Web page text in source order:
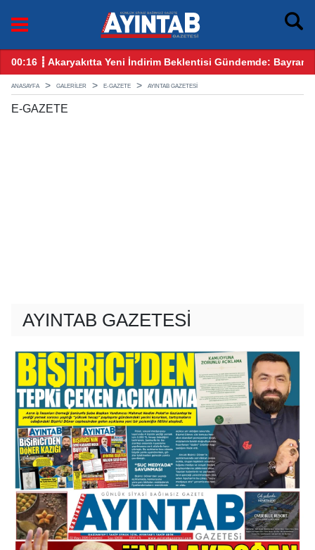
00:16 ┋ Akaryakıtta Yeni İndirim Beklentisi Gündemde:
ANASAYFA GALERİLER E-GAZETE AYINTAB GAZETESİ
E-GAZETE
AYINTAB GAZETESİ